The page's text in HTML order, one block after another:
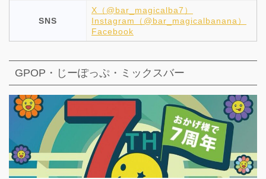
SNS
X（@bar_magicalba7）
Instagram（@bar_magicalbanana）
Facebook
GPOP・じーぽっぷ・ミックスバー